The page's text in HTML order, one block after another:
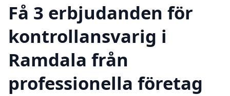
Få 3 erbjudanden för
kontrollansvarig i
Ramdala från
professionella företag